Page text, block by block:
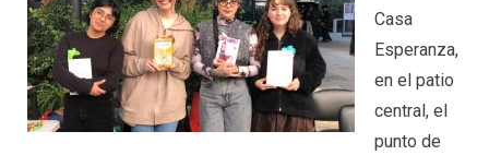
Casa
Esperanza,
en el patio
central, el
punto de